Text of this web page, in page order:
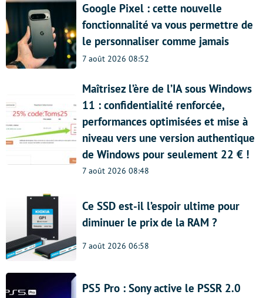
Google Pixel : cette nouvelle
fonctionnalité va vous permettre de
le personnaliser comme jamais
7 août 2026 08:52
Maîtrisez l’ère de l’IA sous Windows
11 : confidentialité renforcée,
performances optimisées et mise à
niveau vers une version authentique
de Windows pour seulement 22 € !
7 août 2026 08:48
Ce SSD est-il l’espoir ultime pour
diminuer le prix de la RAM ?
7 août 2026 06:58
PS5 Pro : Sony active le PSSR 2.0